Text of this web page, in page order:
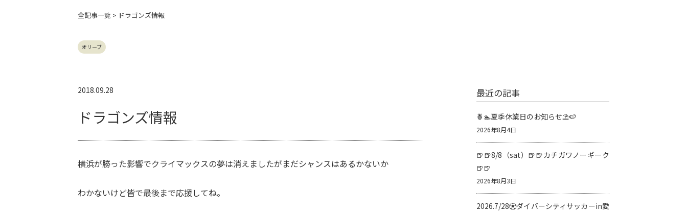
全記事一覧 > ドラゴンズ情報
オリーブ
2018.09.28
ドラゴンズ情報
横浜が勝った影響でクライマックスの夢は消えましたがまだシャンスはあるかないか
わかないけど皆で最後まで応援してね。
最近の記事
🍍🏊夏季休業日のお知らせ⛱️🍉
2026年8月4日
🍺🍺8/8（sat）🍺🍺カチガワノーギーク
🍺🍺
2026年8月3日
2026.7/28⚽️ダイバーシティサッカーin愛